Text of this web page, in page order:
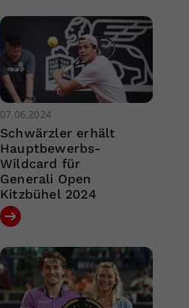
07.06.2024
Schwärzler erhält
Hauptbewerbs-
Wildcard für
Generali Open
Kitzbühel 2024